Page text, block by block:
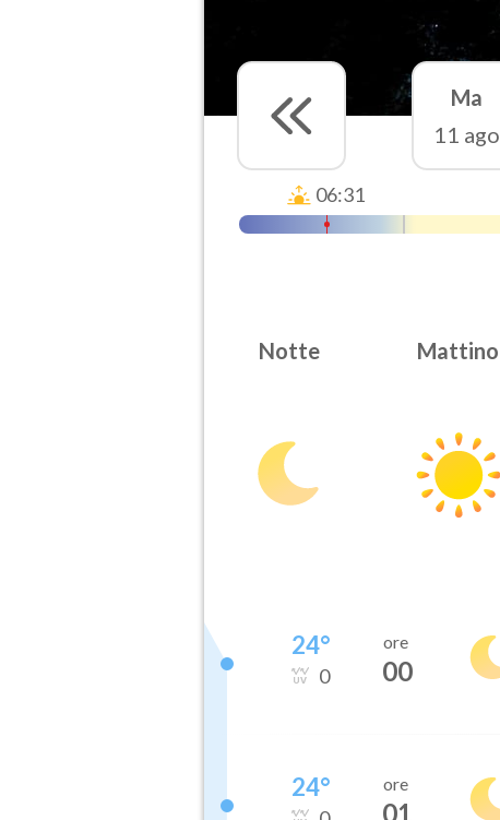
Ma
11 ago
06:31
Notte Mattino
24°
0
ore
00
24° ore
01